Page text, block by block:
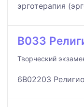
эрготерапия
B033
Творческий
6B02203